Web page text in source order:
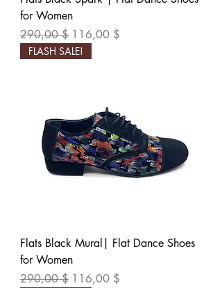
for Women
Обычная цена
290,00 $ Цена со скидкой
116,00 $
FLASH SALE!
Flats Black Mural| Flat Dance Shoes
for Women
Обычная цена
290,00 $ Цена со скидкой
116,00 $